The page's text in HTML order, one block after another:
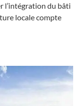
l’intégration du bâti
locale compte